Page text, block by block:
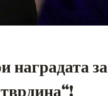
наградата за